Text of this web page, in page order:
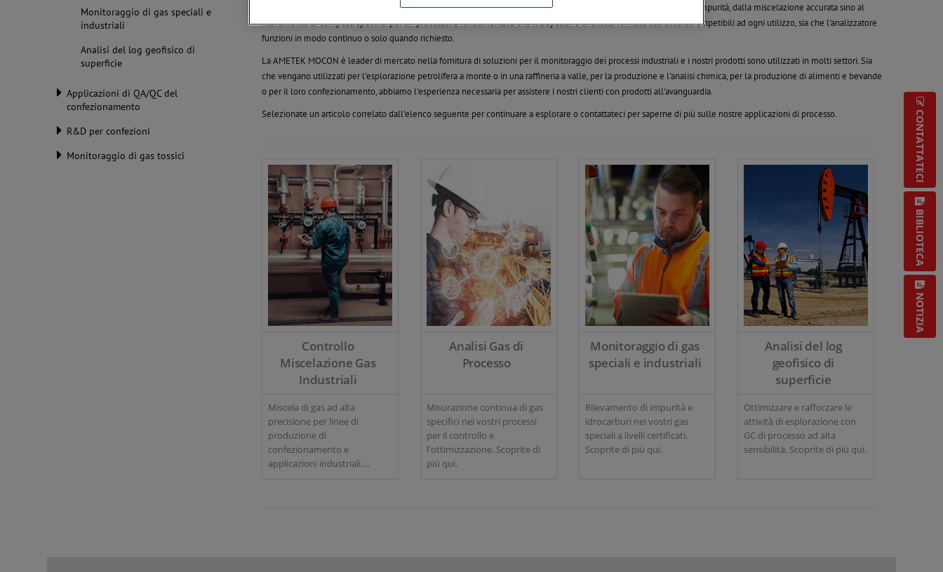
CONTATTATECI
BIBLIOTECA
NOTIZIA
Monitoraggio di gas speciali e
industriali
Analisi del log geofisico di
superficie
Applicazioni di QA/QC del
confezionamento
R&D per confezioni
Monitoraggio di gas tossici
sicuro. Questa analisi dei gas può spaziare, dall'evitare il limite di esplosività, all'efficienza del reattore, al test delle impurità, dalla miscelazione accurata sino al
rilevamento di composti specifici per un processo. È fondamentale che il dispositivo di analisi fornisca dati accurati e ripetibili ad ogni utilizzo, sia che l'analizzatore
funzioni in modo continuo o solo quando richiesto.
La AMETEK MOCON è leader di mercato nella fornitura di soluzioni per il monitoraggio dei processi industriali e i nostri prodotti sono utilizzati in molti settori. Sia
che vengano utilizzati per l'esplorazione petrolifera a monte o in una raffineria a valle, per la produzione e l'analisi chimica, per la produzione di alimenti e bevande
o per il loro confezionamento, abbiamo l'esperienza necessaria per assistere i nostri clienti con prodotti all'avanguardia.
Selezionate un articolo correlato dall'elenco seguente per continuare a esplorare o contattateci per saperne di più sulle nostre applicazioni di processo.
Controllo
Miscelazione Gas
Industriali
Miscela di gas ad alta
precisione per linee di
produzione di
confezionamento e
applicazioni industriali.
Analisi Gas di
Processo
Misurazione continua di gas
specifici nei vostri processi
per il controllo e
l'ottimizzazione. Scoprite di
più qui.
Monitoraggio di gas
speciali e industriali
Rilevamento di impurità e
idrocarburi nei vostri gas
speciali a livelli certificati.
Scoprite di più qui.
Analisi del log
geofisico di
superficie
Ottimizzare e rafforzare le
attività di esplorazione con
GC di processo ad alta
sensibilità. Scoprite di più qui.